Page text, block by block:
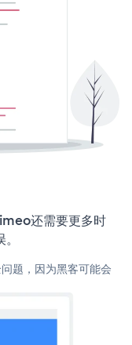
还需要更多时
题，因为黑客可能会